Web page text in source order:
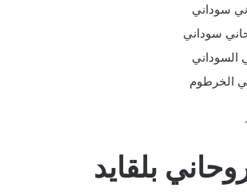
سوداني
سوداني
السوداني
الخرطوم
بلقايد